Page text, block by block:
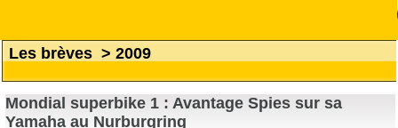
Les brèves > 2009
Mondial superbike 1 : Avantage Spies sur sa
Yamaha au Nurburgring